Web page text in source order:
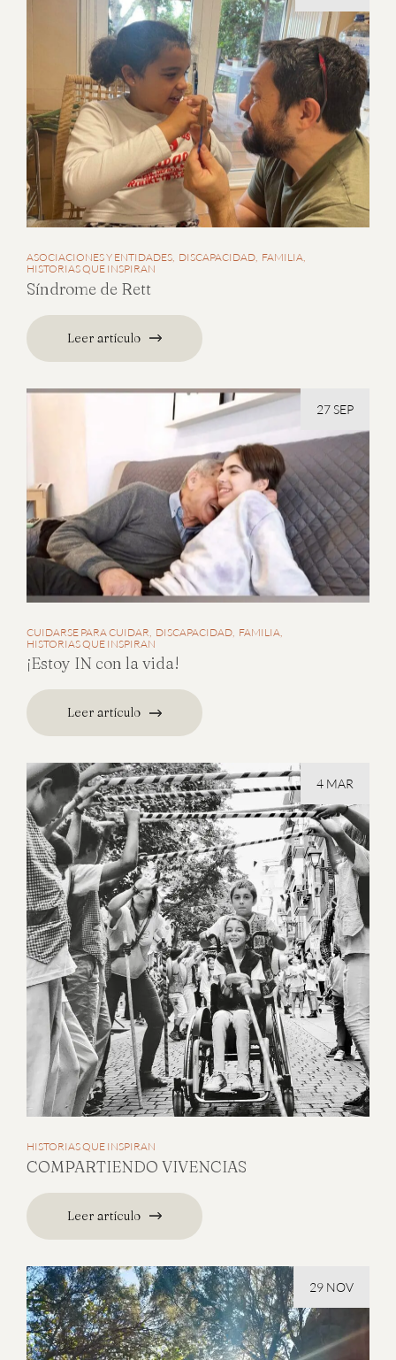
ASOCIACIONES Y ENTIDADES DISCAPACIDAD FAMILIA
HISTORIAS QUE INSPIRAN
Síndrome de Rett
Leer artículo
27 SEP
CUIDARSE PARA CUIDAR DISCAPACIDAD FAMILIA
HISTORIAS QUE INSPIRAN
¡Estoy IN con la vida!
Leer artículo
4 MAR
HISTORIAS QUE INSPIRAN
COMPARTIENDO VIVENCIAS
Leer artículo
29 NOV